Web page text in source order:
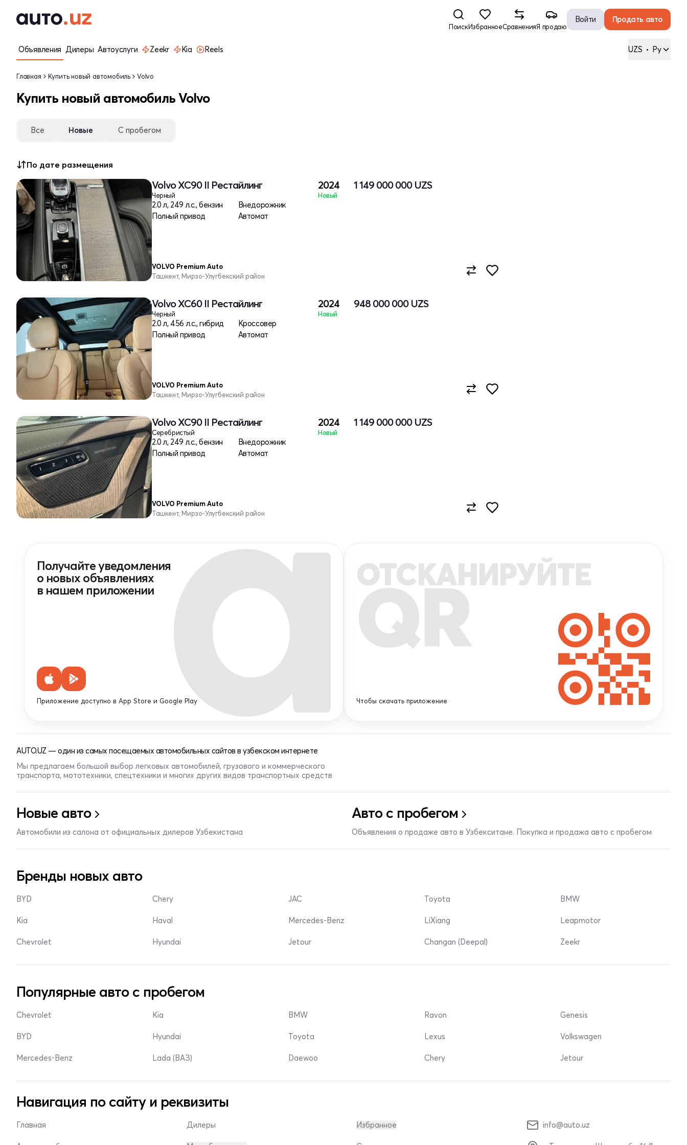
ПоискИзбранноеСравненияЯ продаю
Войти Продать авто
Объявления Дилеры Автоуслуги Zeekr Kia Reels UZS • Ру
Главная Купить новый автомобиль Volvo
Купить новый автомобиль Volvo
Все Новые С пробегом
По дате размещения
Volvo XC90 II Рестайлинг
Черный
2.0 л, 249 л.с., бензин
Внедорожник
Полный привод
Автомат
2024
Новый
1 149 000 000 UZS
VOLVO Premium Auto
Ташкент, Мирзо-Улугбекский район
Volvo XC60 II Рестайлинг
Черный
2.0 л, 456 л.с., гибрид
Кроссовер
Полный привод
Автомат
2024
Новый
948 000 000 UZS
VOLVO Premium Auto
Ташкент, Мирзо-Улугбекский район
Volvo XC90 II Рестайлинг
Серебристый
2.0 л, 249 л.с., бензин
Внедорожник
Полный привод
Автомат
2024
Новый
1 149 000 000 UZS
VOLVO Premium Auto
Ташкент, Мирзо-Улугбекский район
Получайте уведомления
о новых объявлениях
в нашем приложении
Приложение доступно в App Store и Google Play
ОТСКАНИРУЙТЕ
QR
Чтобы скачать приложение
AUTO.UZ — один из самых посещаемых автомобильных сайтов в узбекском интернете
Мы предлагаем большой выбор легковых автомобилей, грузового и коммерческого
транспорта, мототехники, спецтехники и многих других видов транспортных средств
Новые авто
Автомобили из салона от официальных дилеров Узбекистана
Авто с пробегом
Объявления о продаже авто в Узбекситане. Покупка и продажа авто с пробегом
Бренды новых авто
BYD
Kia
Chevrolet
Chery
Haval
Hyundai
JAC
Mercedes-Benz
Jetour
Toyota
LiXiang
Changan (Deepal)
BMW
Leapmotor
Zeekr
Популярные авто с пробегом
Chevrolet
BYD
Mercedes-Benz
Kia
Hyundai
Lada (ВАЗ)
BMW
Toyota
Daewoo
Ravon
Lexus
Chery
Genesis
Volkswagen
Jetour
Навигация по сайту и реквизиты
Главная Дилеры Избранное info@auto.uz